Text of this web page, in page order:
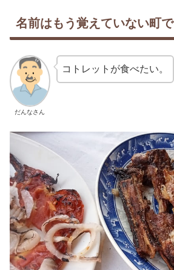
名前はもう覚えていない町で
だんなさん
コトレットが食べたい。